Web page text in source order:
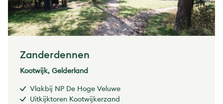
Zanderdennen
Kootwijk, Gelderland
Vlakbij NP De Hoge Veluwe
Uitkijktoren Kootwijkerzand